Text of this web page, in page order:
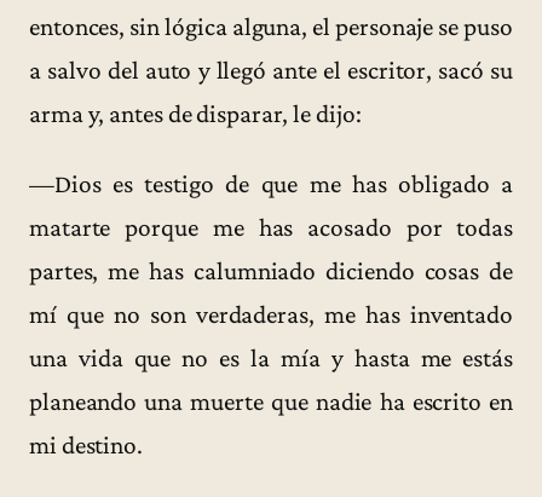
entonces, sin lógica alguna, el personaje se puso
a salvo del auto y llegó ante el escritor, sacó su
arma y, antes de disparar, le dijo:
—Dios es testigo de que me has obligado a
matarte porque me has acosado por todas
partes, me has calumniado diciendo cosas de
mí que no son verdaderas, me has inventado
una vida que no es la mía y hasta me estás
planeando una muerte que nadie ha escrito en
mi destino.